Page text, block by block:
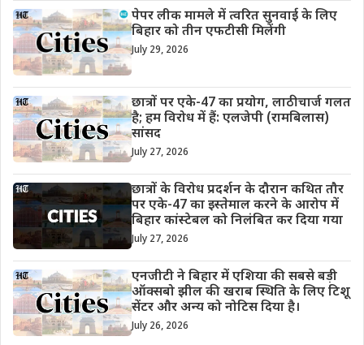
पेपर लीक मामले में त्वरित सुनवाई के लिए
बिहार को तीन एफटीसी मिलेंगी
July 29, 2026
छात्रों पर एके-47 का प्रयोग, लाठीचार्ज गलत
है; हम विरोध में हैं: एलजेपी (रामबिलास)
सांसद
July 27, 2026
छात्रों के विरोध प्रदर्शन के दौरान कथित तौर
पर एके-47 का इस्तेमाल करने के आरोप में
बिहार कांस्टेबल को निलंबित कर दिया गया
July 27, 2026
एनजीटी ने बिहार में एशिया की सबसे बड़ी
ऑक्सबो झील की खराब स्थिति के लिए टिशू
सेंटर और अन्य को नोटिस दिया है।
July 26, 2026